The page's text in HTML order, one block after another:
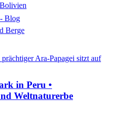
Blog
Berge
in Peru •
Weltnaturerbe